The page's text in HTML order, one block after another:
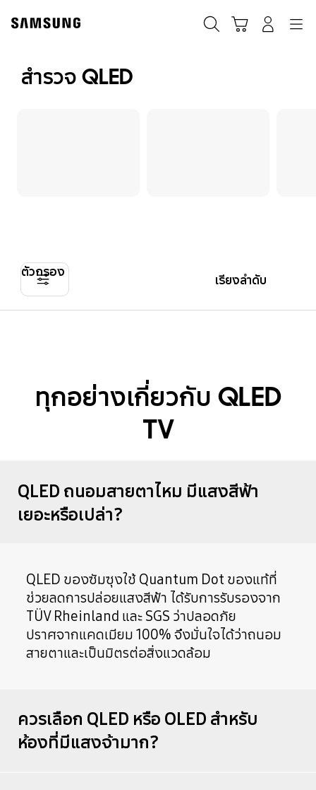
content
สำรวจ QLED
ตัวกรอง เรียงลำดับ
ทุกอย่างเกี่ยวกับ QLED
TV
QLED ถนอมสายตาไหม มีแสงสีฟ้า
เยอะหรือเปล่า?
QLED ของซัมซุงใช้ Quantum Dot ของแท้ที่
ช่วยลดการปล่อยแสงสีฟ้า ได้รับการรับรองจาก
TÜV Rheinland และ SGS ว่าปลอดภัย
ปราศจากแคดเมียม 100% จึงมั่นใจได้ว่าถนอม
สายตาและเป็นมิตรต่อสิ่งแวดล้อม
ควรเลือก QLED หรือ OLED สำหรับ
ห้องที่มีแสงจ้ามาก?